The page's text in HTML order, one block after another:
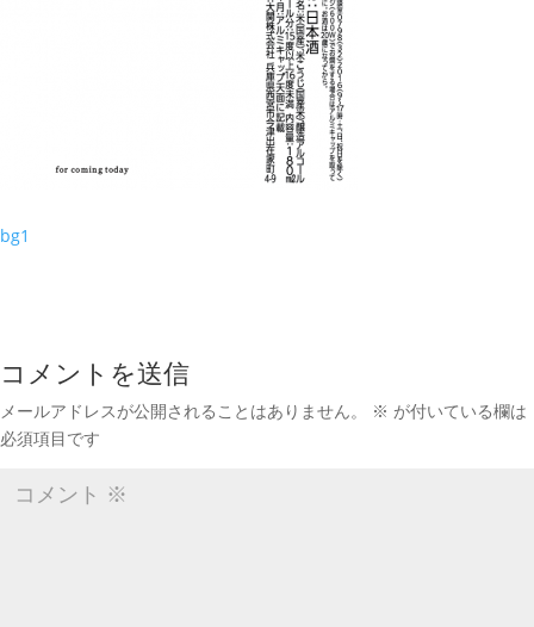
bg1
コメントを送信
メールアドレスが公開されることはありません。 ※ が付いている欄は
必須項目です